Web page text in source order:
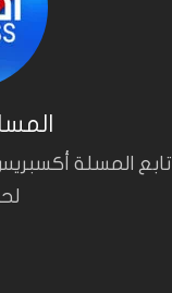
تابع المسلة